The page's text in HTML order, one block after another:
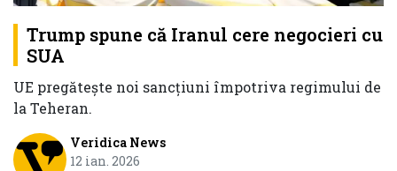
Trump spune că Iranul cere negocieri cu
SUA
UE pregătește noi sancțiuni împotriva regimului de
la Teheran.
Veridica News
12 ian. 2026